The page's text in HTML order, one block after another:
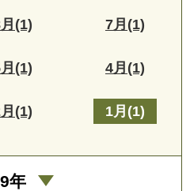
(1) 7月(1)
(1) 4月(1)
(1) 1月(1)
年